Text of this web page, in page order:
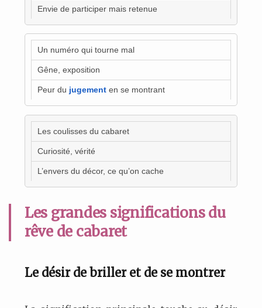
Envie de participer mais retenue
Un numéro qui tourne mal
Gêne, exposition
Peur du jugementen se montrant
Les coulisses du cabaret
Curiosité, vérité
L’envers du décor, ce qu’on cache
Les grandes significations du
rêve de cabaret
Le désir de briller et de se montrer